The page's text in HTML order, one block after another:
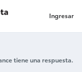
Ingresar
tiene una respuesta.